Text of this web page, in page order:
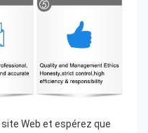
Web et espérez que